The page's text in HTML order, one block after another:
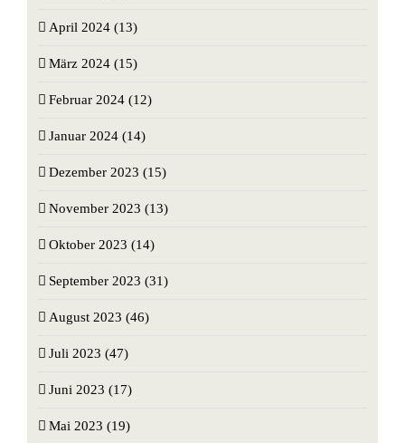
April 2024 (13)
März 2024 (15)
Februar 2024 (12)
Januar 2024 (14)
Dezember 2023 (15)
November 2023 (13)
Oktober 2023 (14)
September 2023 (31)
August 2023 (46)
Juli 2023 (47)
Juni 2023 (17)
Mai 2023 (19)